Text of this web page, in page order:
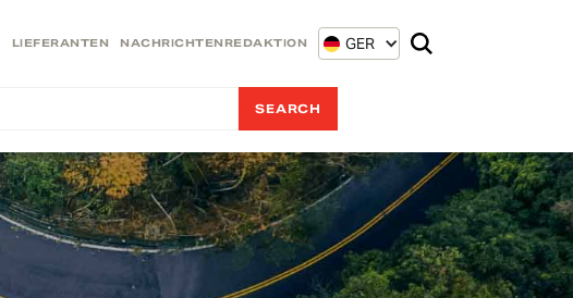
LIEFERANTEN NACHRICHTENREDAKTION GER